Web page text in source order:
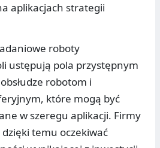
aplikacjach strategii
roboty
ustępują pola przystępnym
robotom i
które mogą być
w szeregu aplikacji. Firmy
temu oczekiwać